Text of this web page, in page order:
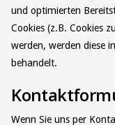
und optimierten
Cookies (z.B. Cookies
werden, werden diese
behandelt.
Wenn Sie uns per